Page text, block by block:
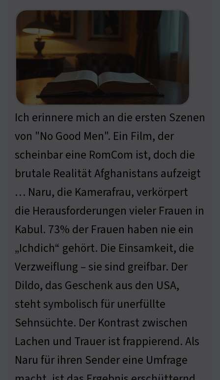
Ich erinnere mich an die ersten Szenen
von "No Good Men". Ein Film, der
scheinbar eine RomCom ist, doch die
brutale Realität Afghanistans aufzeigt
… Naru, die Kamerafrau, verkörpert
die Herausforderungen vieler Frauen in
Kabul. 73% der Frauen haben nie ein
„Ichdich“ gehört. Die Einsamkeit, die
Verzweiflung – sie sind greifbar. Der
Dildo, das Geschenk aus den USA,
steht symbolisch für unerfüllte
Sehnsüchte. Der Kontrast zwischen
Lachen und Trauer ist frappierend. Als
Naru für ihren Sender eine Umfrage